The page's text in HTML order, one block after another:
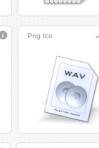
Png Ico